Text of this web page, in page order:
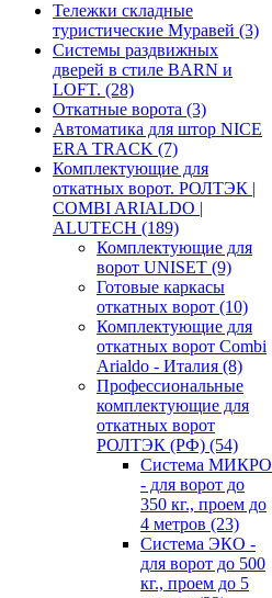
Тележки складные
туристические Муравей (3)
Системы раздвижных
дверей в стиле BARN и
LOFT. (28)
Откатные ворота (3)
Автоматика для штор NICE
ERA TRACK (7)
Комплектующие для
откатных ворот. РОЛТЭК |
COMBI ARIALDO |
ALUTECH (189)
Комплектующие для
ворот UNISET (9)
Готовые каркасы
откатных ворот (10)
Комплектующие для
откатных ворот Combi
Arialdo - Италия (8)
Профессиональные
комплектующие для
откатных ворот
РОЛТЭК (РФ) (54)
Система МИКРО
- для ворот до
350 кг., проем до
4 метров (23)
Система ЭКО -
для ворот до 500
кг., проем до 5